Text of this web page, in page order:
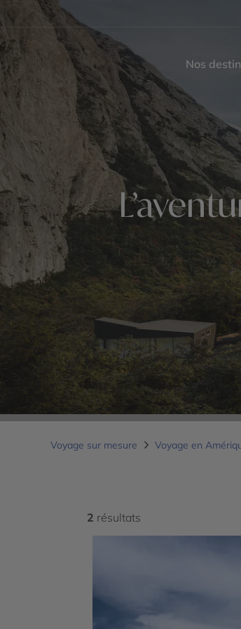
Nos
Voyage sur mesure Voyage en
2 résultats